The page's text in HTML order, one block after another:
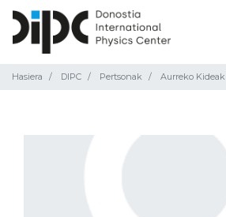
Hasiera DIPC Pertsonak Aurreko Kideak